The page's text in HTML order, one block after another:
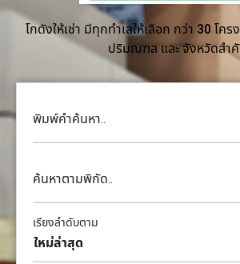
โกดังให้เช่า มีทุกทำเลให้เลือก กว่า 30 โค
ปริมณฑล และ จังหวัดสำ
พิมพ์คำค้นหา..
ค้นหาตามพิกัด..
ใหม่ล่าสุด
เรียงลำดับตาม